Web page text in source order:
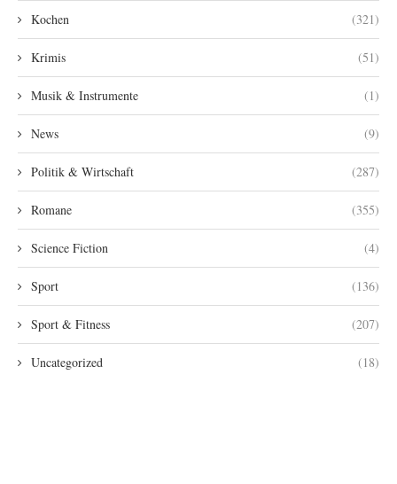
Kochen (321)
Krimis (51)
Musik & Instrumente (1)
News (9)
Politik & Wirtschaft (287)
Romane (355)
Science Fiction (4)
Sport (136)
Sport & Fitness (207)
Uncategorized (18)